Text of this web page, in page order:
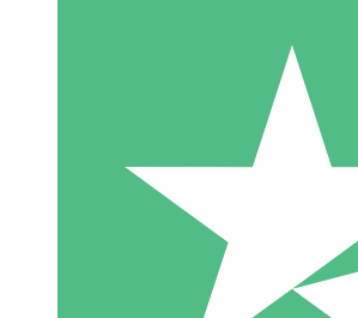
Individuella
Betala per användning med
1 Nedladdningar
10 00